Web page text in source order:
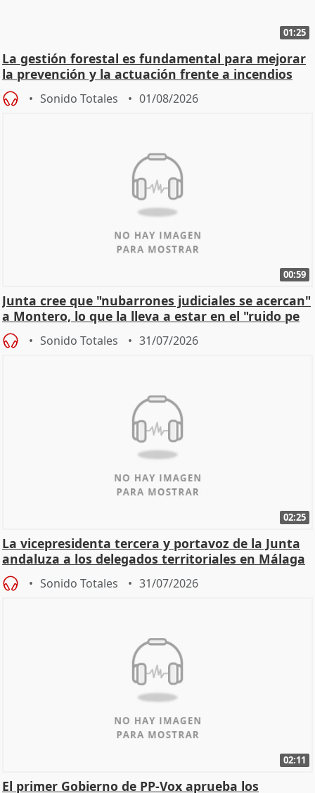
01:25
La gestión forestal es fundamental para mejorar
la prevención y la actuación frente a incendios
Sonido Totales 01/08/2026
00:59
Junta cree que "nubarrones judiciales se acercan"
a Montero, lo que la lleva a estar en el "ruido pe
Sonido Totales 31/07/2026
02:25
La vicepresidenta tercera y portavoz de la Junta
andaluza a los delegados territoriales en Málaga
Sonido Totales 31/07/2026
02:11
El primer Gobierno de PP-Vox aprueba los